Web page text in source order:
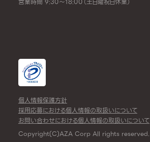
個人情報保護方針
採用応募における個人情報の取扱いについて
お問い合わせにおける個人情報の取扱いについて
Copyright(C)AZA Corp All rights reserved.